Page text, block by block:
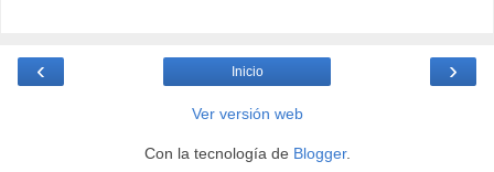
‹ ›
Inicio
Ver versión web
Con la tecnología de Blogger.